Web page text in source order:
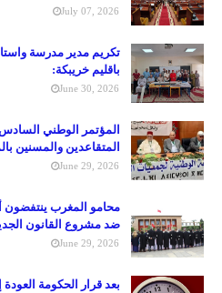
July 07, 2026
تكريم مدير مدرسة
باقليم خريبكة:
June 30, 2026
المؤتمر الوطني
المتقاعدين والمسنين
June 29, 2026
محامو المغرب ينتفضون
ضد مشروع القانون
June 29, 2026
بعد قرار الحكومة